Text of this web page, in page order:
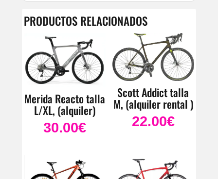
PRODUCTOS RELACIONADOS
Merida Reacto talla
L/XL, (alquiler)
30.00€
Scott Addict talla
M, (alquiler rental )
22.00€